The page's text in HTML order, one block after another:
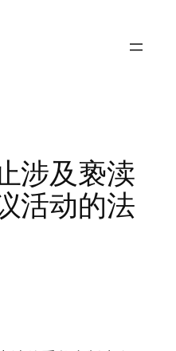
涉及亵渎
活动的法